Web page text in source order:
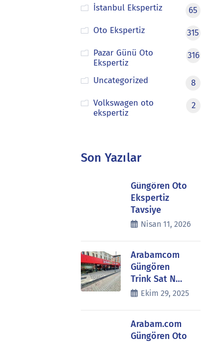
İstanbul Ekspertiz
65
Oto Ekspertiz
315
Pazar Günü Oto
Ekspertiz
316
Uncategorized
8
Volkswagen oto
ekspertiz
2
Son Yazılar
Güngören Oto
Ekspertiz
Tavsiye
Nisan 11, 2026
Arabamcom
Güngören
Trink Sat N…
Ekim 29, 2025
Arabam.com
Güngören Oto